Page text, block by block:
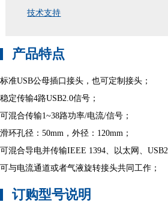
技术支持
产品特点
标准USB公母插口接头，也可定制接头；
稳定传输4路USB2.0信号；
可混合传输1~38路功率/电流/信号；
滑环孔径：50mm，外径：120mm；
可混合导电并传输IEEE 1394、以太网、
可与电流通道或者气液旋转接头共同工作；
订购型号说明